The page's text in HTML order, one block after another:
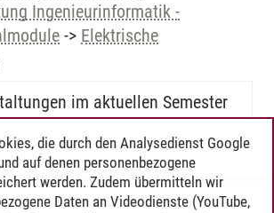
Ingenieurinformatik -
-> Elektrische
im aktuellen Semester
die durch den Analysedienst Google
auf denen personenbezogene
werden. Zudem übermitteln wir
Daten an Videodienste (YouTube,